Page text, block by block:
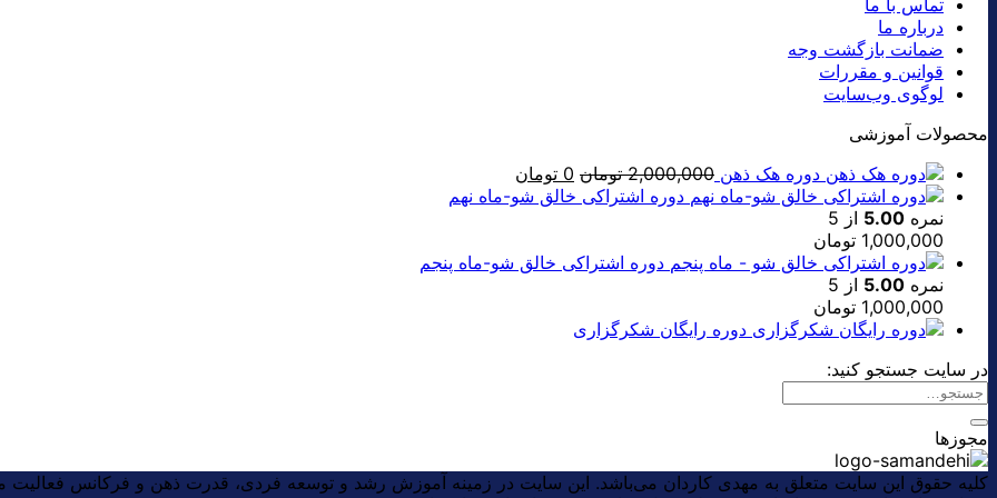
درباره ما
ضمانت بازگشت وجه
قوانین و مقررات
لوگوی وب‌سایت
محصولات آموزشی
دوره هک ذهن 2,000,000 تومان قیمت
اصلی:
0 تومان
فعلی:
دوره اشتراکی خالق شو-ماه نهم
نمره 5.00 از 5
1,000,000 تومان
دوره اشتراکی خالق شو-ماه پنجم
نمره 5.00 از 5
1,000,000 تومان
دوره رایگان شکرگزاری
در سایت جستجو کنید:
مجوزها
کلیه حقوق این سایت متعلق به مهدی کاردان می‌باشد. این سایت در زمینه آموزش رشد و توسعه فردی، قدرت ذهن و فرکانس فعالیت